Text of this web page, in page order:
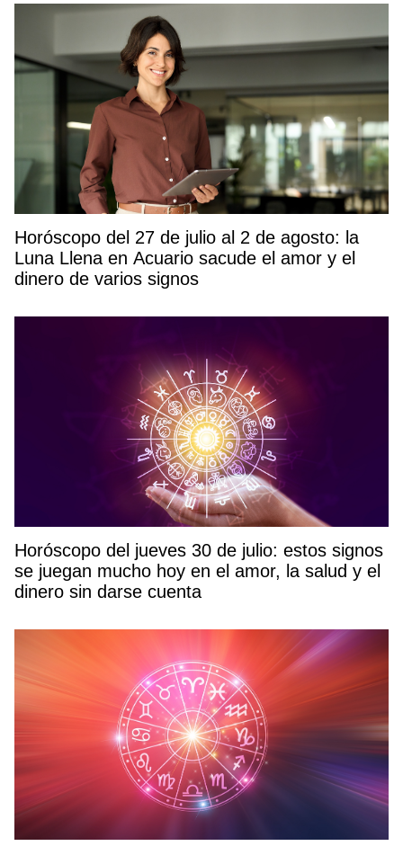
Horóscopo del 27 de julio al 2 de agosto: la
Luna Llena en Acuario sacude el amor y el
dinero de varios signos
Horóscopo del jueves 30 de julio: estos signos
se juegan mucho hoy en el amor, la salud y el
dinero sin darse cuenta